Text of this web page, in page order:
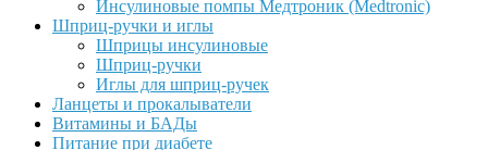
Инсулиновые помпы Медтроник (Medtronic)
Шприц-ручки и иглы
Шприцы инсулиновые
Шприц-ручки
Иглы для шприц-ручек
Ланцеты и прокалыватели
Витамины и БАДы
Питание при диабете